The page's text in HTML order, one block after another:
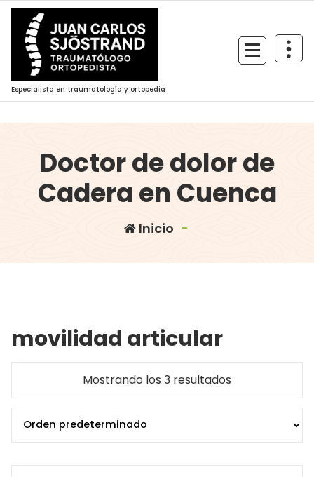
Saltar
contenido
Especialista en traumatología y ortopedia
Doctor de dolor de
Cadera en Cuenca
Inicio -
movilidad articular
Mostrando los 3 resultados